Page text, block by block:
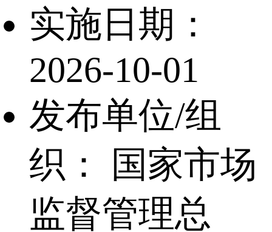
实施日期：
2026-10-01
发布单位/组
织：
国家市场
监督管理总